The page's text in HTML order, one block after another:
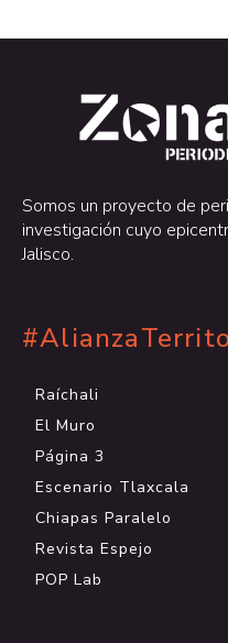
Somos un proyecto de
investigación cuyo
Jalisco.
Raíchali
El Muro
Página 3
Escenario Tlaxcala
Chiapas Paralelo
Revista Espejo
POP Lab